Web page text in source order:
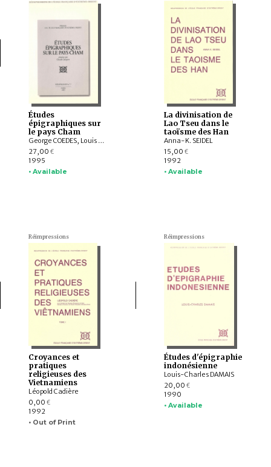
Études
épigraphiques sur
le pays Cham
George COEDES, Louis Finot, Édouard Huber, Paul MUS
27,00 €
1995
• Available
La divinisation de
Lao Tseu dans le
taoïsme des Han
Anna-K. SEIDEL
15,00 €
1992
• Available
Réimpressions
Croyances et
pratiques
religieuses des
Vietnamiens
Léopold Cadière
0,00 €
1992
• Out of Print
Réimpressions
Études d'épigraphie
indonésienne
Louis-Charles DAMAIS
20,00 €
1990
• Available